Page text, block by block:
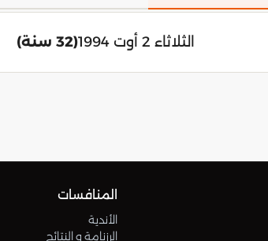
الثلاثاء 2 أوت 1994 (32 سنة)
المنافسات
الأندية
الرزنامة و النتائج